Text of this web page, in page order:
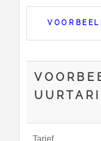
Tarief